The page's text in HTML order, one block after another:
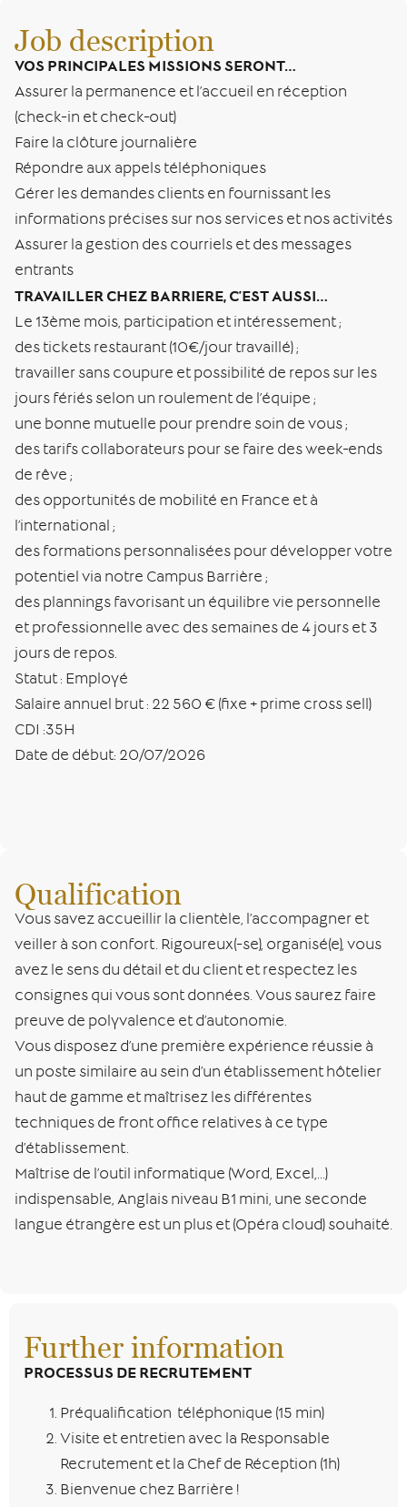
Job description
VOS PRINCIPALES MISSIONS SERONT…
Assurer la permanence et l’accueil en réception
(check-in et check-out)
Faire la clôture journalière
Répondre aux appels téléphoniques
Gérer les demandes clients en fournissant les
informations précises sur nos services et nos activités
Assurer la gestion des courriels et des messages
entrants
TRAVAILLER CHEZ BARRIERE, C’EST AUSSI…
Le 13ème mois, participation et intéressement ;
des tickets restaurant (10€/jour travaillé) ;
travailler sans coupure et possibilité de repos sur les
jours fériés selon un roulement de l’équipe ;
une bonne mutuelle pour prendre soin de vous ;
des tarifs collaborateurs pour se faire des week-ends
de rêve ;
des opportunités de mobilité en France et à
l’international ;
des formations personnalisées pour développer votre
potentiel via notre Campus Barrière ;
des plannings favorisant un équilibre vie personnelle
et professionnelle avec des semaines de 4 jours et 3
jours de repos.
Statut : Employé
Salaire annuel brut : 22 560 € (fixe + prime cross sell)
CDI :35H
Date de début: 20/07/2026
Qualification
Vous savez accueillir la clientèle, l’accompagner et
veiller à son confort. Rigoureux(-se), organisé(e), vous
avez le sens du détail et du client et respectez les
consignes qui vous sont données. Vous saurez faire
preuve de polyvalence et d’autonomie.
Vous disposez d’une première expérience réussie à
un poste similaire au sein d’un établissement hôtelier
haut de gamme et maîtrisez les différentes
techniques de front office relatives à ce type
d’établissement.
Maîtrise de l’outil informatique (Word, Excel,…)
indispensable, Anglais niveau B1 mini, une seconde
langue étrangère est un plus et (Opéra cloud) souhaité.
Further information
PROCESSUS DE RECRUTEMENT
Préqualification téléphonique (15 min)
Visite et entretien avec la Responsable
Recrutement et la Chef de Réception (1h)
Bienvenue chez Barrière !